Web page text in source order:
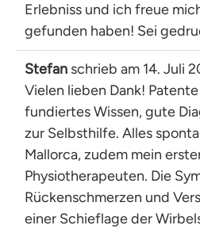
Erlebniss und ich freue
gefunden haben! Sei
Stefan schrieb am 14. Juli
Vielen lieben Dank!
fundiertes Wissen, gute
zur Selbsthilfe. Alles
Mallorca, zudem mein
Physiotherapeuten. Die
Rückenschmerzen und
einer Schieflage der